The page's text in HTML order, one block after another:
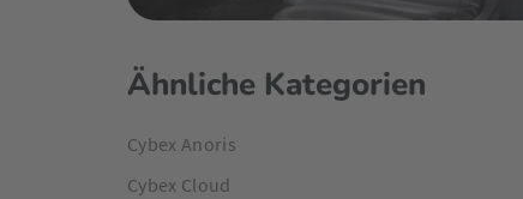
Ähnliche Kategorien
Cybex Anoris
Cybex Cloud